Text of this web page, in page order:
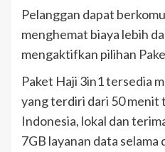
Pelanggan dapat
menghemat biaya lebih
mengaktifkan pilihan
Paket Haji 3in1 tersedia
yang terdiri dari 50 menit
Indonesia, lokal dan
7GB layanan data selama